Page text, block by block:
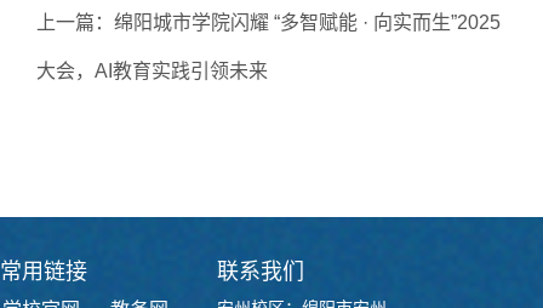
上一篇： 绵阳城市学院闪耀 “多智赋能 · 向实而生”2025
大会，AI教育实践引领未来
常用链接 联系我们